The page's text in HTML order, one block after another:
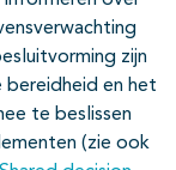
zijn
bereidheid en het
te beslissen
(zie ook